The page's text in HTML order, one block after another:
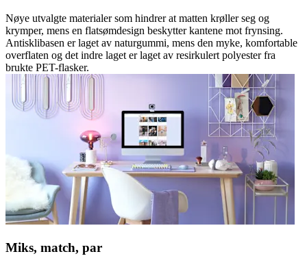
Nøye utvalgte materialer som hindrer at matten krøller seg og
krymper, mens en flatsømdesign beskytter kantene mot frynsing.
Antisklibasen er laget av naturgummi, mens den myke, komfortable
overflaten og det indre laget er laget av resirkulert polyester fra
brukte PET-flasker.
Miks, match, par